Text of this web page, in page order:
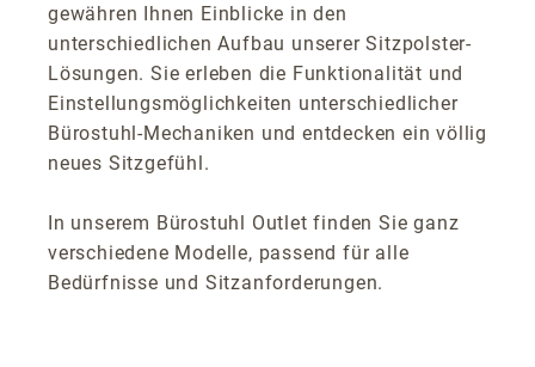
gewähren Ihnen Einblicke in den
unterschiedlichen Aufbau unserer Sitzpolster-
Lösungen. Sie erleben die Funktionalität und
Einstellungsmöglichkeiten unterschiedlicher
Bürostuhl-Mechaniken und entdecken ein völlig
neues Sitzgefühl.
In unserem Bürostuhl Outlet finden Sie ganz
verschiedene Modelle, passend für alle
Bedürfnisse und Sitzanforderungen.